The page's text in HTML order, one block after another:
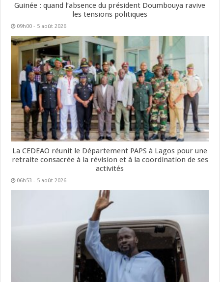
Guinée : quand l’absence du président Doumbouya ravive
les tensions politiques
09h00 - 5 août 2026
La CEDEAO réunit le Département PAPS à Lagos pour une
retraite consacrée à la révision et à la coordination de ses
activités
06h53 - 5 août 2026